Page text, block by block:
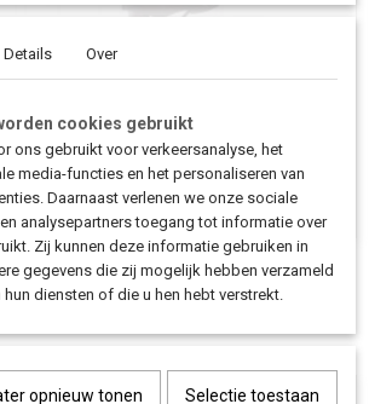
Details Over
cookies gebruikt
ons gebruikt voor verkeersanalyse, het
media-functies en het personaliseren van
Daarnaast verlenen we onze sociale
analysepartners toegang tot informatie over
Zij kunnen deze informatie gebruiken in
gegevens die zij mogelijk hebben verzameld
diensten of die u hen hebt verstrekt.
opnieuw tonen Selectie toestaan